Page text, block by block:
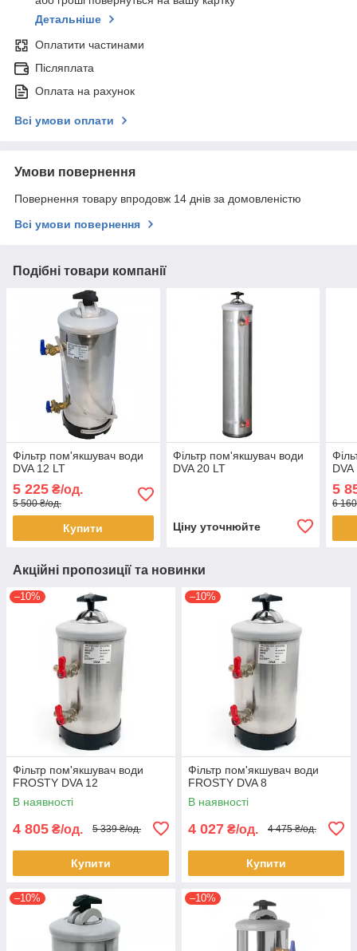
Детальніше
Оплатити частинами
Післяплата
Оплата на рахунок
Всі умови оплати
Умови повернення
Повернення товару впродовж 14 днів за домовленістю
Всі умови повернення
Подібні товари компанії
Фільтр пом'якшувач води
DVA 12 LT
5 225 ₴/од.
5 500 ₴/од.
Купити
Фільтр пом'якшувач води
DVA 20 LT
Ціну уточнюйте
5
6
Акційні пропозиції та новинки
–10%
Фільтр пом'якшувач води
FROSTY DVA 12
В наявності
4 805 ₴/од. 5 339 ₴/од.
Купити
–10%
Фільтр пом'якшувач води
FROSTY DVA 8
В наявності
4 027 ₴/од. 4 475 ₴/од.
Купити
–10% –10%